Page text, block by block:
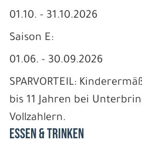
01.10. - 31.10.2026
Saison E:
01.06. - 30.09.2026
SPARVORTEIL:
bis 11 Jahren bei
Vollzahlern.
ESSEN & TRINKEN